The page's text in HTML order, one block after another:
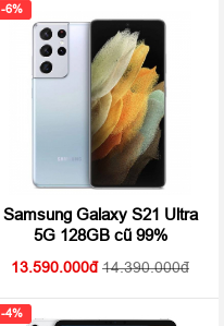
-6%
Samsung Galaxy S21 Ultra
5G 128GB cũ 99%
13.590.000 14.390.000
-4%